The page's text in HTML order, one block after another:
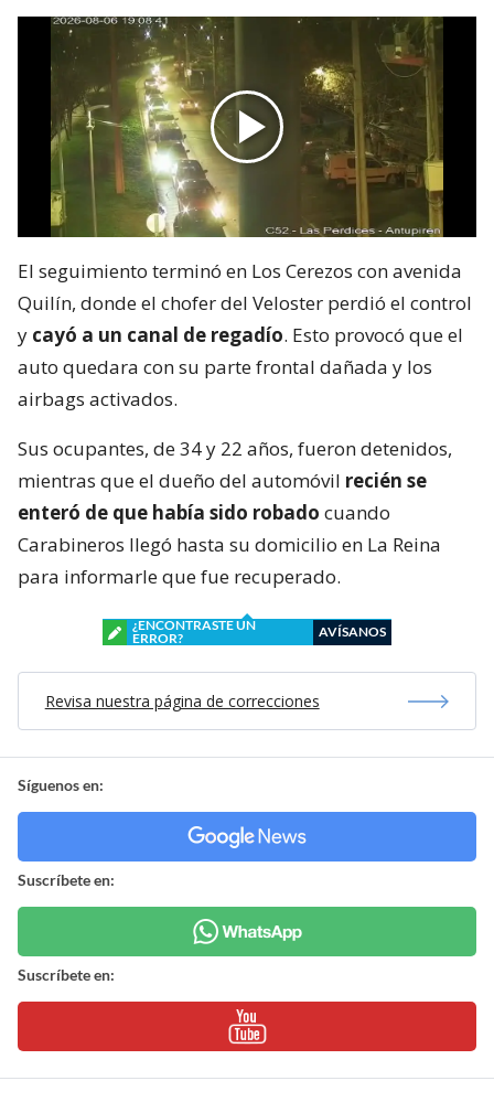
El seguimiento terminó en Los Cerezos con avenida
Quilín, donde el chofer del Veloster perdió el control
y cayó a un canal de regadío. Esto provocó que el
auto quedara con su parte frontal dañada y los
airbags activados.
Sus ocupantes, de 34 y 22 años, fueron detenidos,
mientras que el dueño del automóvil recién se
enteró de que había sido robado cuando
Carabineros llegó hasta su domicilio en La Reina
para informarle que fue recuperado.
¿ENCONTRASTE UN
ERROR?
AVÍSANOS
Revisa nuestra página de correcciones
Síguenos en:
Suscríbete en:
Suscríbete en: